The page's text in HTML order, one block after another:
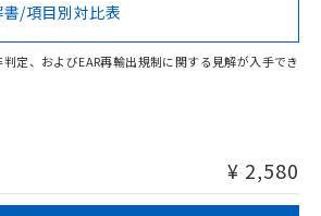
O
混在する可能性があります。
。
/項目別対比表
定、およびEAR再輸出規制に関する見解が入手でき
¥ 2,580